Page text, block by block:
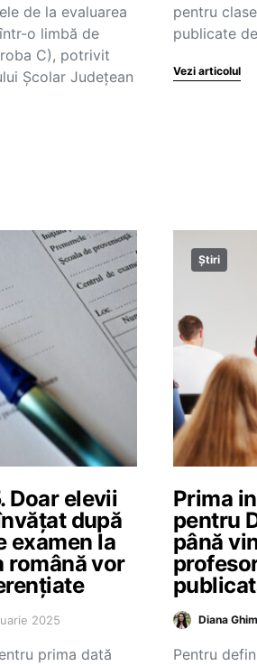
de la evaluarea
o limbă de
C), potrivit
Școlar Județean
pentru
publicate
Vezi articolul
Doar elevii
după
examen la
română vor
2025
prima dată
Știri
Prima
pentru
până
Diana
Pentru